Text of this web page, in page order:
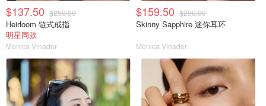
$137.50 $250.00
Heirloom 链式戒指
明星同款
Monica Vinader
$159.50 $290.00
Skinny Sapphire 迷你耳环
Monica Vinader